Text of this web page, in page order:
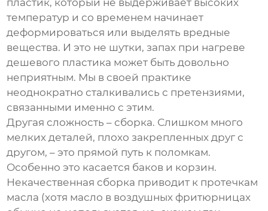
пластик, который не выдерживает высоких
температур и со временем начинает
деформироваться или выделять вредные
вещества. И это не шутки, запах при нагреве
дешевого пластика может быть довольно
неприятным. Мы в своей практике
неоднократно сталкивались с претензиями,
связанными именно с этим.
Другая сложность – сборка. Слишком много
мелких деталей, плохо закрепленных друг с
другом, – это прямой путь к поломкам.
Особенно это касается баков и корзин.
Некачественная сборка приводит к протечкам
масла (хотя масло в воздушных фритюрницах